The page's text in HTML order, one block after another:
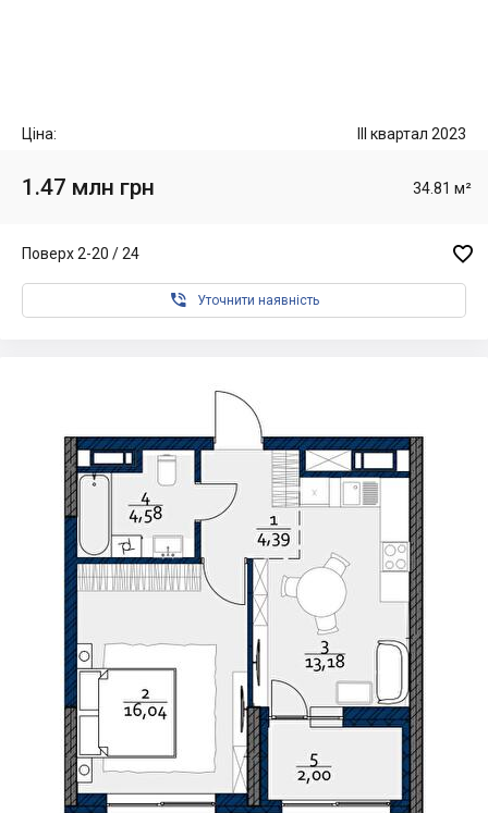
Ціна: III квартал 2023
1.47 млн грн 34.81 м²
Поверх 2-20 / 24 
 Уточнити наявність